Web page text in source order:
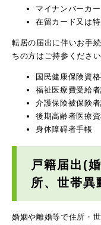
マイナンバーカ
在留カード又は
転居の届出に伴いお手
ちの方はご持参ください
国民健康保険資
福祉医療費受給
介護保険被保険
後期高齢者医療
身体障碍者手帳
戸籍届出(
所、世帯異
婚姻や離婚等で住所・